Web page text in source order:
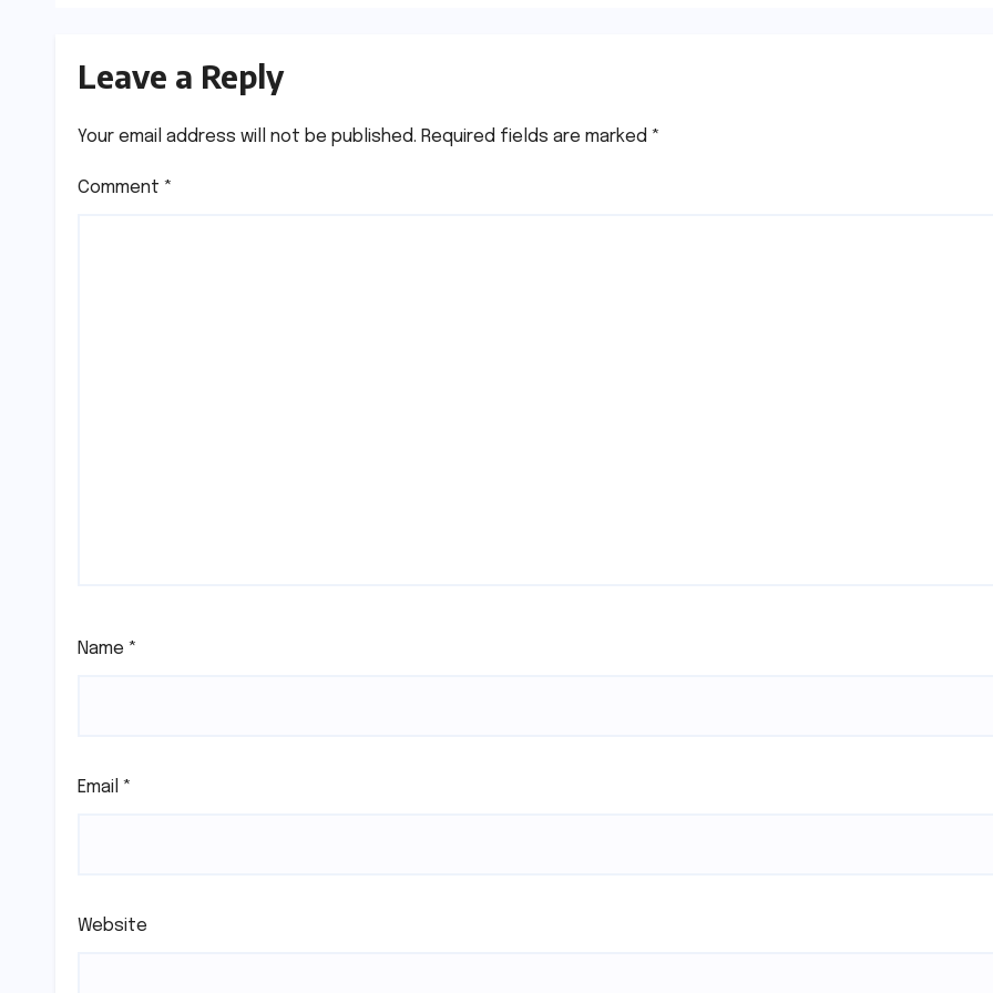
Leave a Reply
Your email address will not be published. Required fields are marked *
Comment *
Name *
Email *
Website